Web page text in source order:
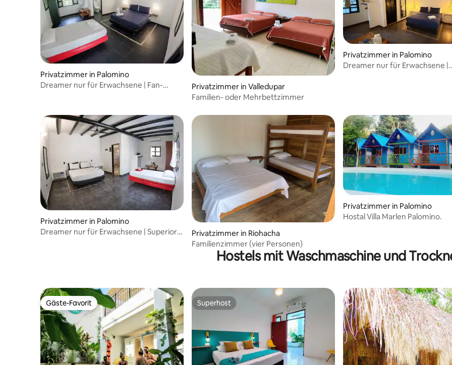
Privatzimmer in Palomino
Dreamer nur für Erwachsene | Fan-
Privatzimmer in Valledupar
Familien- oder Mehrbettzimmer
Privatzimmer in Palomino
Dreamer nur für Erwachsene |
Privatzimmer in Palomino
Dreamer nur für Erwachsene | Superior-
Privatzimmer in Riohacha
Familienzimmer (vier Personen)
Privatzimmer in Palomino
Hostal Villa Marlen Palomino.
Hostels mit Waschmaschine und
Gäste-Favorit
Gäste-Favorit Superhost
Superhost